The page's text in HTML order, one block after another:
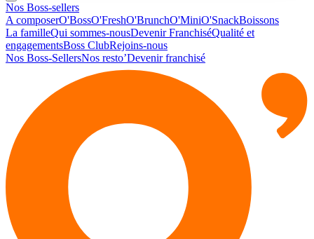
Nos Boss-sellers
A composerO'BossO'FreshO'BrunchO'MiniO'SnackBoissons
La familleQui sommes-nousDevenir FranchiséQualité et
engagementsBoss ClubRejoins-nous
Nos Boss-SellersNos resto’Devenir franchisé